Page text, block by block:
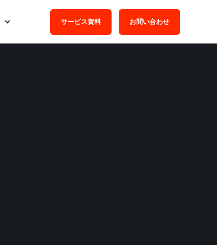
サービス資料 お問い合わせ